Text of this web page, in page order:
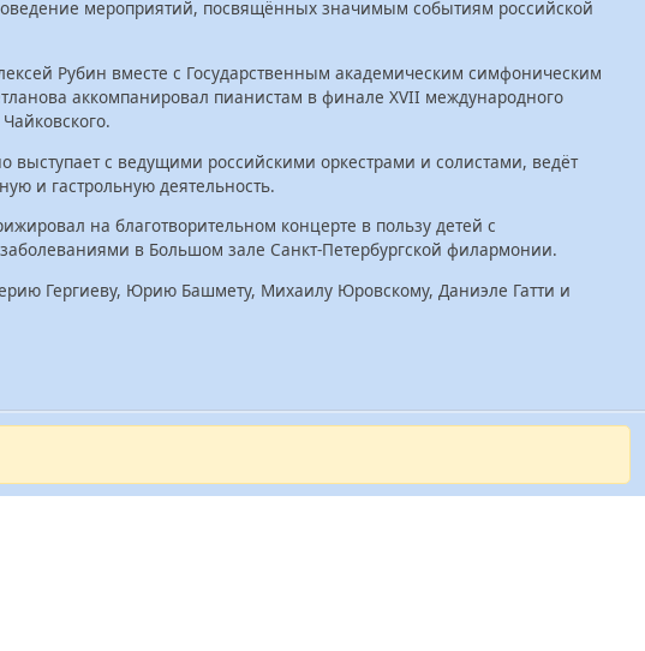
мероприятий, посвящённых значимым событиям российской
Рубин вместе с Государственным академическим симфоническим
аккомпанировал пианистам в финале XVII международного
выступает с ведущими российскими оркестрами и солистами, ведёт
и гастрольную деятельность.
на благотворительном концерте в пользу детей с
в Большом зале Санкт-Петербургской филармонии.
Гергиеву, Юрию Башмету, Михаилу Юровскому, Даниэле Гатти и